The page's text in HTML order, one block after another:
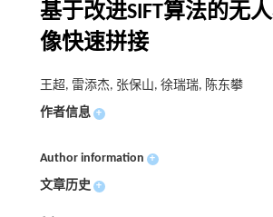
基于改进SIFT算法的无
像快速拼接
王超, 雷添杰, 张保山, 徐瑞瑞, 陈东攀
作者信息 +
Author information +
文章历史 +